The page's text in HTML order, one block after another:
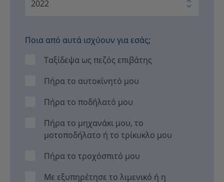
Ποια από αυτά ισχύουν για εσάς;
Ταξίδεψα ως πεζός επιβάτης
Πήρα το αυτοκίνητό μου
Πήρα το ποδήλατό μου
Πήρα το μηχανάκι μου, το
μοτοποδήλατο ή το τρίκυκλο μου
Πήρα το τροχόσπιτό μου
Με εξυπηρέτησε το λιμενικό ή η